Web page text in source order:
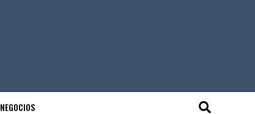
NEGOCIOS